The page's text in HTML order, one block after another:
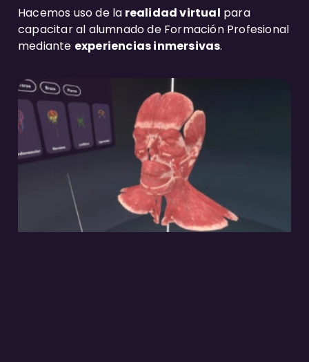
Hacemos uso de la realidad virtual para
capacitar al alumnado de Formación Profesional
mediante experiencias inmersivas.